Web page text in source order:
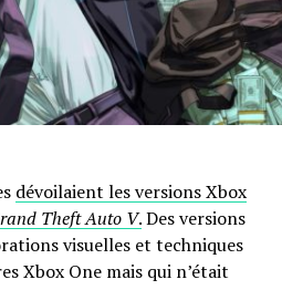
dévoilaient les versions Xbox
Theft Auto V.Des versions
visuelles et techniques
Xbox One mais qui n’était